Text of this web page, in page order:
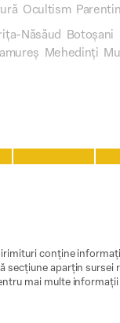
Ocultism
Năsăud Botoșani
Mehedinți
conține
secțiune aparțin
mai multe